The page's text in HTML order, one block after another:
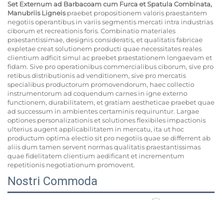
Set Externum ad Barbacoam cum Furca et Spatula Combinata,
Manubriis Ligneispraebet propositionem valoris praestantem
negotiis operantibus in variis segmentis mercati intra industrias
ciborum et recreationis foris. Combinatio materiales
praestantissimae, designis consideratis, et qualitatis fabricae
expletae creat solutionem producti quae necessitates reales
clientium adficit simul ac praebet praestationem longaevam et
fidam. Sive pro operationibus commercialibus ciborum, sive pro
retibus distributionis ad venditionem, sive pro mercatis
specialibus productorum promovendorum, haec collectio
instrumentorum ad coquendum carnes in igne externo
functionem, durabilitatem, et gratiam aestheticae praebet quae
ad successum in ambientes certaminis requiruntur. Largae
optiones personalizationis et solutiones flexibiles impactionis
ulterius augent applicabilitatem in mercatu, ita ut hoc
productum optima electio sit pro negotiis quae se differrent ab
aliis dum tamen servent normas qualitatis praestantissimas
quae fidelitatem clientium aedificant et incrementum
repetitionis negotiationum promovent.
Nostri Commoda